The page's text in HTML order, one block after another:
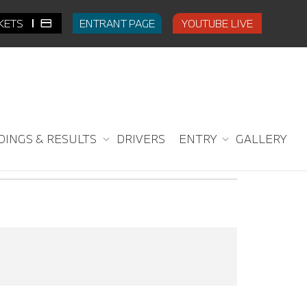
ENTRANT PAGE YOUTUBE LIVE
& RESULTS DRIVERS ENTRY GALLERY